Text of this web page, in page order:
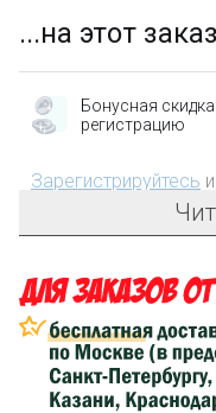
...на этот заказ
Бонусная скидка
регистрацию
Зарегистрируйтесь
на первый заказ!
затрат на
Сделайте заказ на
его на карту
компенсацию